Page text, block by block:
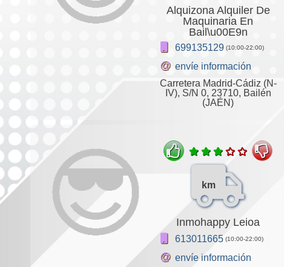
Alquizona Alquiler De
Maquinaria En
Bail\u00E9n
699135129 (10:00-22:00)
@ envíe información
Carretera Madrid-Cádiz (N-
IV), S/N 0, 23710, Bailén
(JAÉN)
km
Inmohappy Leioa
613011665 (10:00-22:00)
@ envíe información